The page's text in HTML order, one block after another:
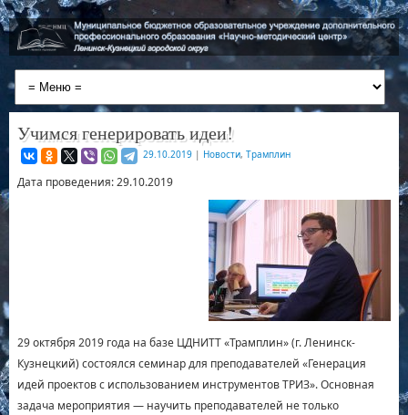
Учимся генерировать идеи!
29.10.2019 | Новости, Трамплин
Дата проведения: 29.10.2019
29 октября 2019 года на базе ЦДНИТТ «Трамплин» (г. Ленинск-
Кузнецкий) состоялся семинар для преподавателей «Генерация
идей проектов с использованием инструментов ТРИЗ». Основная
задача мероприятия — научить преподавателей не только